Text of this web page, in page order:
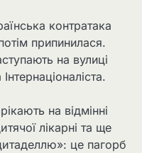
контратака
припинилася.
на вулиці
на відмінні
лікарні та ще
це пагорб